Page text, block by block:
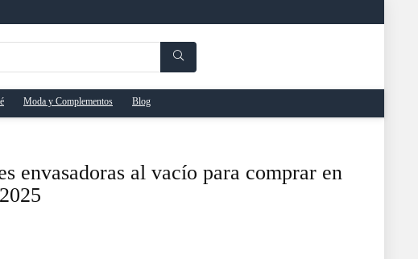
Moda y Complementos Blog
envasadoras al vacío para comprar en